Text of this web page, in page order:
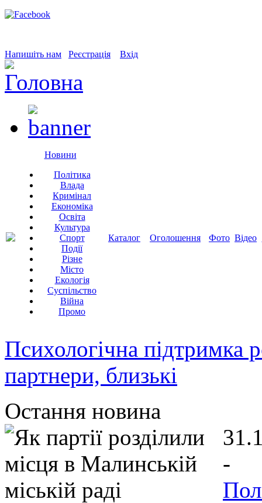
Напишіть нам Реєстрація Вхід
Новини
Політика
Влада
Кримінал
Економіка
Освіта
Культура
Спорт
Події
Різне
Місто
Екологія
Суспільство
Війна
Промо
Каталог Оголошення Фото Відео
Психологічна підтримка
партнери, близькі
Остання новина
-